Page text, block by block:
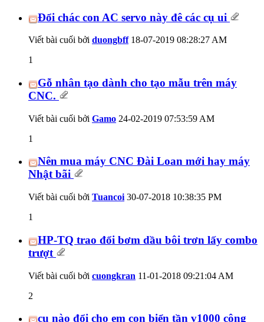
Đổi chác con AC servo này đê các cụ ui
Viết bài cuối bởi duongbff18-07-2019 08:28:27 AM
1
Gỗ nhân tạo dành cho tạo mẫu trên máy
CNC.
Viết bài cuối bởi Gamo 24-02-2019 07:53:59 AM
1
Nên mua máy CNC Đài Loan mới hay máy
Nhật bãi
Viết bài cuối bởi Tuancoi 30-07-2018 10:38:35 PM
1
HP-TQ trao đổi bơm dầu bôi trơn lấy combo
trượt
Viết bài cuối bởi cuongkran 11-01-2018 09:21:04 AM
2
cụ nào đổi cho em con biển tần v1000 công